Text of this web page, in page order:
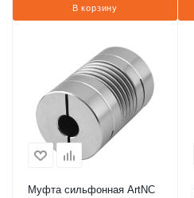
В корзину
Муфта сильфонная ArtNC